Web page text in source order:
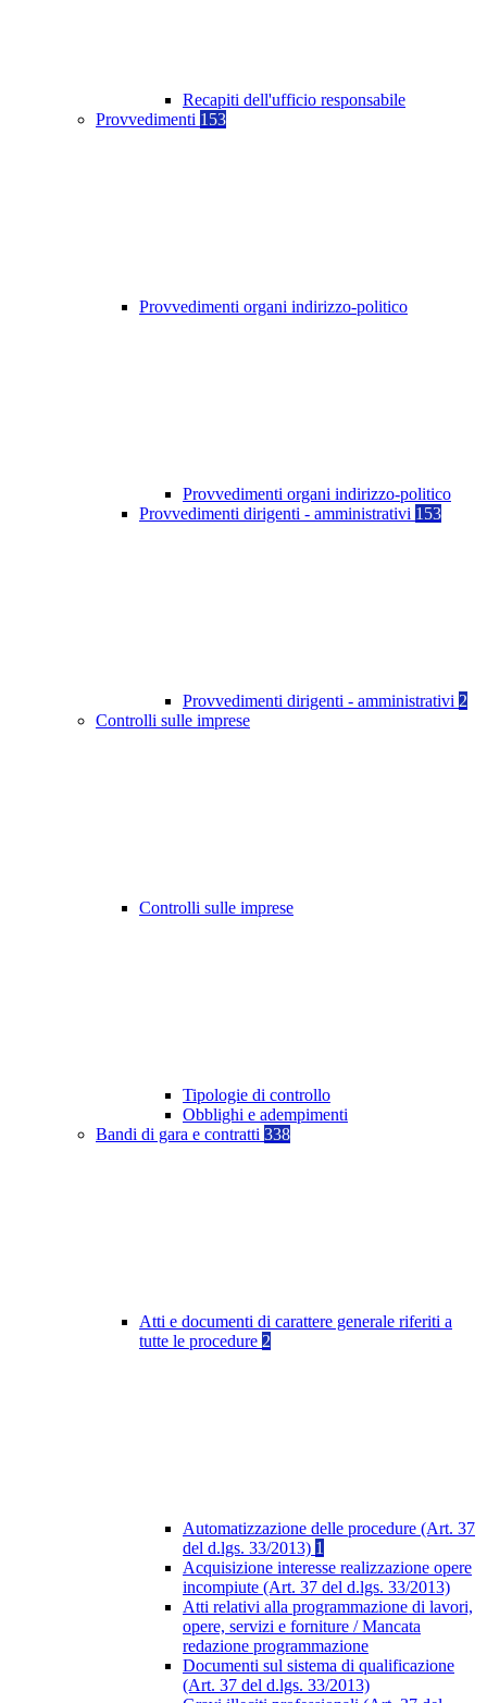
Recapiti dell'ufficio responsabile
Provvedimenti 153
Provvedimenti organi indirizzo-politico
Provvedimenti organi indirizzo-politico
Provvedimenti dirigenti - amministrativi 153
Provvedimenti dirigenti - amministrativi 2
Controlli sulle imprese
Controlli sulle imprese
Tipologie di controllo
Obblighi e adempimenti
Bandi di gara e contratti 338
Atti e documenti di carattere generale riferiti a
tutte le procedure 2
Automatizzazione delle procedure (Art. 37
del d.lgs. 33/2013) 1
Acquisizione interesse realizzazione opere
incompiute (Art. 37 del d.lgs. 33/2013)
Atti relativi alla programmazione di lavori,
opere, servizi e forniture / Mancata
redazione programmazione
Documenti sul sistema di qualificazione
(Art. 37 del d.lgs. 33/2013)